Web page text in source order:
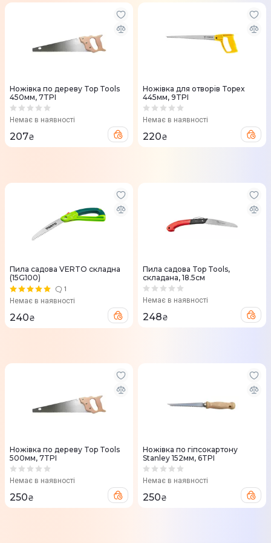
Ножівка по дереву Top Tools
450мм, 7TPI
Немає в наявності
207₴
Ножівка для отворів Topex
445мм, 9TPI
Немає в наявності
220₴
Пила садова VERTO складна
(15G100)
1
Немає в наявності
240₴
Пила садова Top Tools,
складана, 18.5см
Немає в наявності
248₴
Ножівка по дереву Top Tools
500мм, 7TPI
Немає в наявності
250₴
Ножівка по гіпсокартону
Stanley 152мм, 6TPI
Немає в наявності
250₴